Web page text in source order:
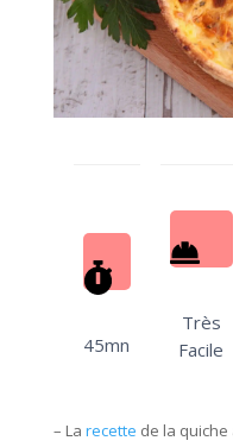
45mn
Très
Facile
– La recette de la